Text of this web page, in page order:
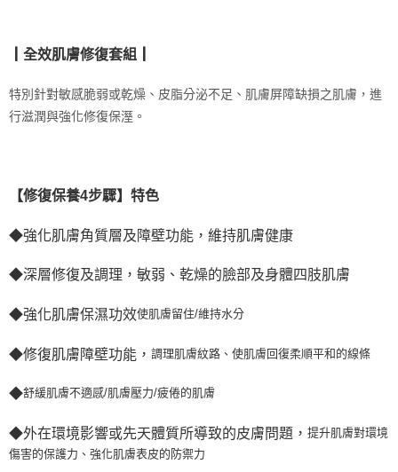
┃全效肌膚修復套組┃
特別針對敏感脆弱或乾燥、皮脂分泌不足、肌膚屏障缺損之肌膚 ， 進
行滋潤與強化修復保溼。
【修復保養4步驟】特色
◆強化肌膚角質層及障壁功能，維持肌膚健康
◆深層修復及調理，敏弱、乾燥的臉部及身體四肢肌膚
◆強化肌膚保濕功效使肌膚留住/維持水分
◆修復肌膚障壁功能 ， 調理肌膚紋路、使肌膚回復柔順平和的線條
◆舒緩肌膚不適感/肌膚壓力/疲倦的肌膚
◆外在環境影響或先天體質所導致的皮膚問題 ， 提升肌膚對環境
傷害的保護力、強化肌膚表皮的防禦力